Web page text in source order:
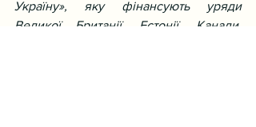
Україну», яку фінансують уряди
Великої Британії, Естонії, Канади,